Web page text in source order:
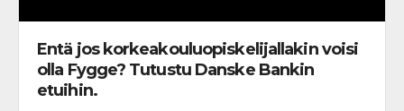
Entä jos korkeakouluopiskelijallakin voisi
olla Fygge? Tutustu Danske Bankin
etuihin.